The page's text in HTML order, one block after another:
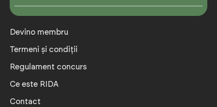
Devino membru
Termeni și condiții
Regulament concurs
Ce este RIDA
Contact